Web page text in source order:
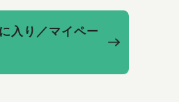
入り／マイペー